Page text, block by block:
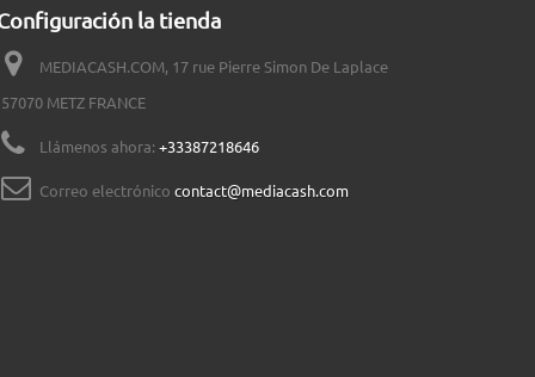
la tienda
MEDIACASH.COM, 17 rue Pierre Simon De Laplace
57070 METZ FRANCE
Llámenos ahora: +33387218646
Correo electrónico contact@mediacash.com